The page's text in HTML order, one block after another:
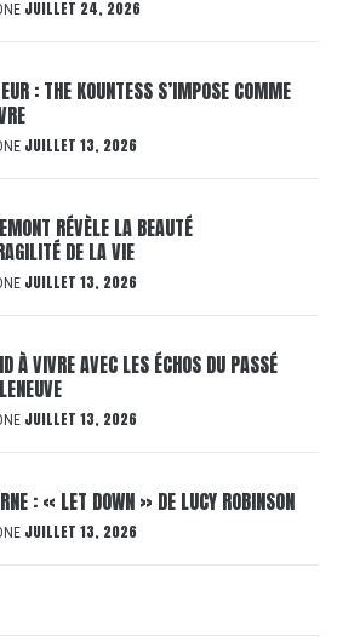
JUILLET 24, 2026
: THE KOUNTESS S’IMPOSE COMME
JUILLET 13, 2026
RÉVÈLE LA BEAUTÉ
DE LA VIE
JUILLET 13, 2026
À VIVRE AVEC LES ÉCHOS DU PASSÉ
JUILLET 13, 2026
: « LET DOWN » DE LUCY ROBINSON
JUILLET 13, 2026